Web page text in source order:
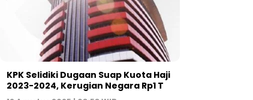
KPK Selidiki Dugaan Suap Kuota Haji
2023-2024, Kerugian Negara Rp1 T